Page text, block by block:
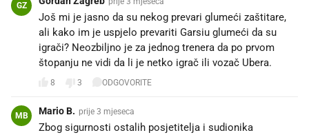
GZ
Još mi je jasno da su nekog prevari glumeći zaštitare,
ali kako im je uspjelo prevariti Garsiu glumeći da su
igrači? Neozbiljno je za jednog trenera da po prvom
štopanju ne vidi da li je netko igrač ili vozač Ubera.
8 3 ODGOVORITE
MB Mario B. prije 3 mjeseca
Zbog sigurnosti ostalih posjetitelja i sudionika